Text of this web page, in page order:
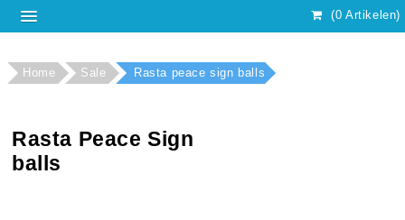
(0 Artikelen)
Home Sale Rasta peace sign balls
Rasta Peace Sign
balls